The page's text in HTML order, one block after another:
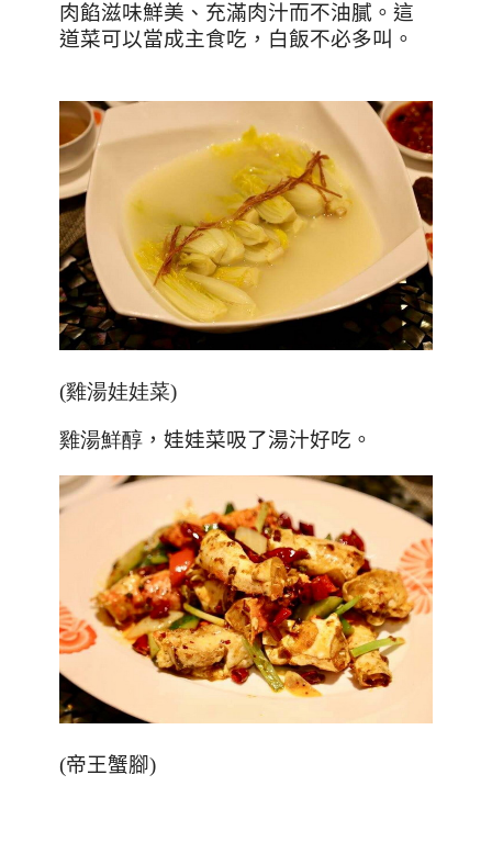
肉餡滋味鮮美、充滿肉汁而不油膩。這
道菜可以當成主食吃，白飯不必多叫。
(雞湯娃娃菜)
雞湯鮮醇 ，娃娃菜吸了湯汁好吃。
(帝王蟹腳)